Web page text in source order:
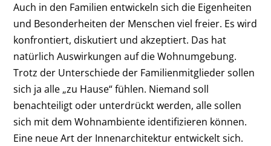
Auch in den Familien entwickeln sich die Eigenheiten
und Besonderheiten der Menschen viel freier. Es wird
konfrontiert, diskutiert und akzeptiert. Das hat
natürlich Auswirkungen auf die Wohnumgebung.
Trotz der Unterschiede der Familienmitglieder sollen
sich ja alle „zu Hause“ fühlen. Niemand soll
benachteiligt oder unterdrückt werden, alle sollen
sich mit dem Wohnambiente identifizieren können.
Eine neue Art der Innenarchitektur entwickelt sich.